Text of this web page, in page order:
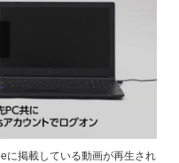
掲載している動画が再生され